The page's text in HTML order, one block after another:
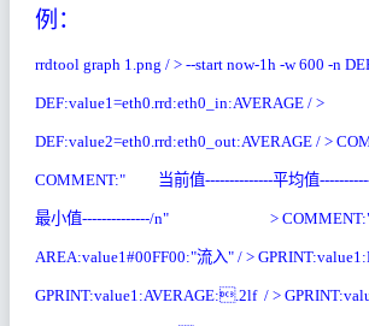
例：
rrdtool graph 1.png / > --start now-1h -w 600 -n
DEF:value1=eth0.rrd:eth0_in:AVERAGE / >
DEF:value2=eth0.rrd:eth0_out:AVERAGE / >
COMMENT:" 当前值--------------平均值
最小值--------------/n" > COMMENT:"
AREA:value1#00FF00:"流入" / >
GPRINT:value1:AVERAGE:.2lf / >